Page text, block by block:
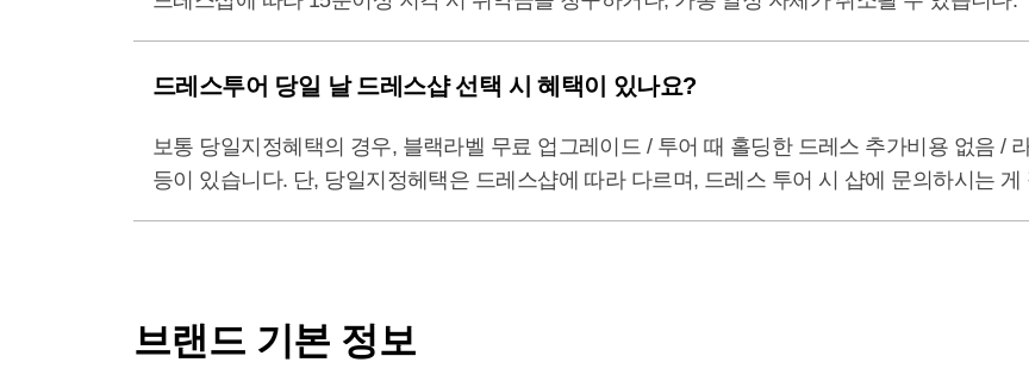
드레스투어 당일 날 드레스샵 선택 시 혜택이 있나요?
보통 당일지정혜택의 경우, 블랙라벨 무료 업그레이드 / 투어 때 홀딩한 드레스 추가비용 없음 /
등이 있습니다. 단, 당일지정헤택은 드레스샵에 따라 다르며, 드레스 투어 시 샵에 문의하시는 게
브랜드 기본 정보